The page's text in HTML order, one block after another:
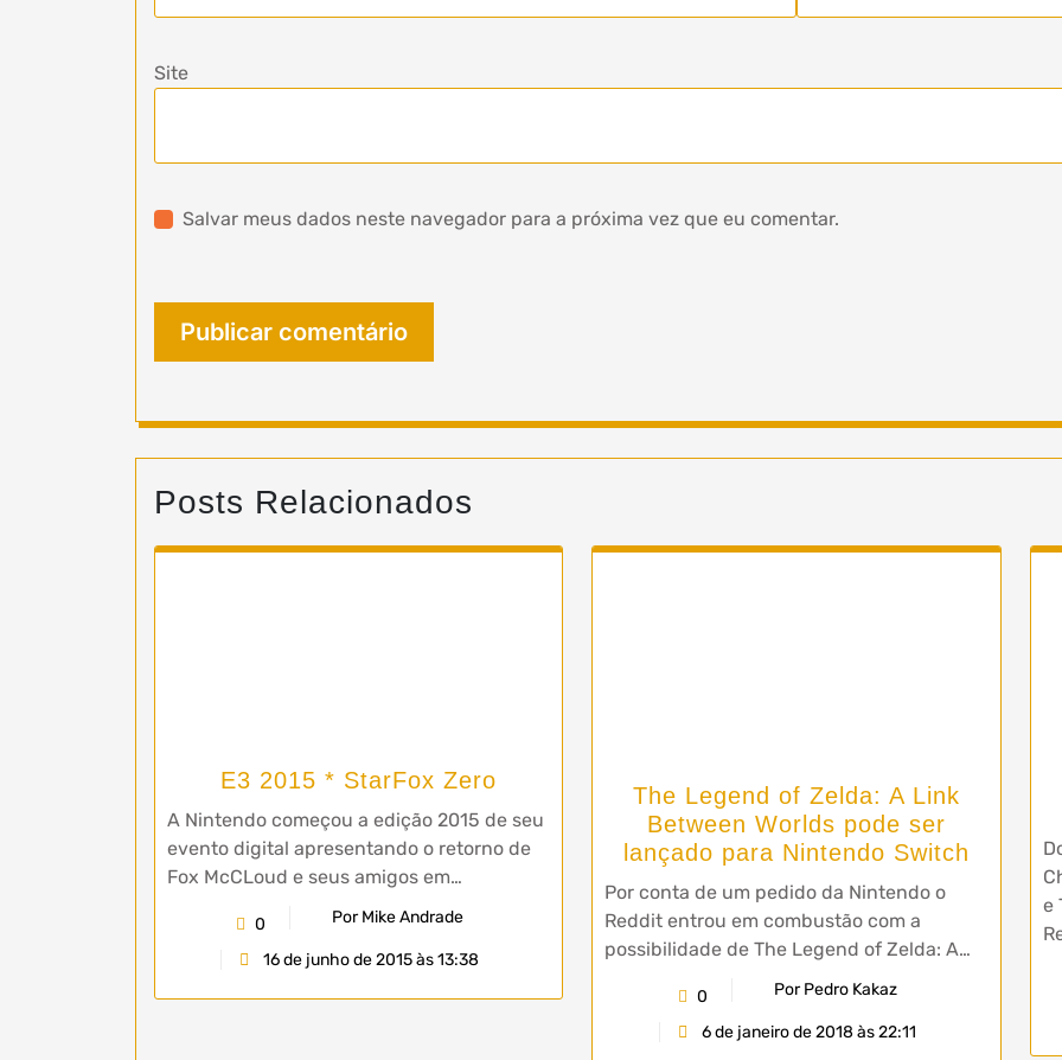
Site
Salvar meus dados neste navegador para a próxima vez que eu comentar.
Posts Relacionados
E3 2015 * StarFox Zero
A Nintendo começou a edição 2015 de seu
evento digital apresentando o retorno de
Fox McCLoud e seus amigos em…
0 Por Mike Andrade
16 de junho de 2015 às 13:38
The Legend of Zelda: A Link
Between Worlds pode ser
lançado para Nintendo Switch
Por conta de um pedido da Nintendo o
Reddit entrou em combustão com a
possibilidade de The Legend of Zelda: A…
0 Por Pedro Kakaz
6 de janeiro de 2018 às 22:11
e